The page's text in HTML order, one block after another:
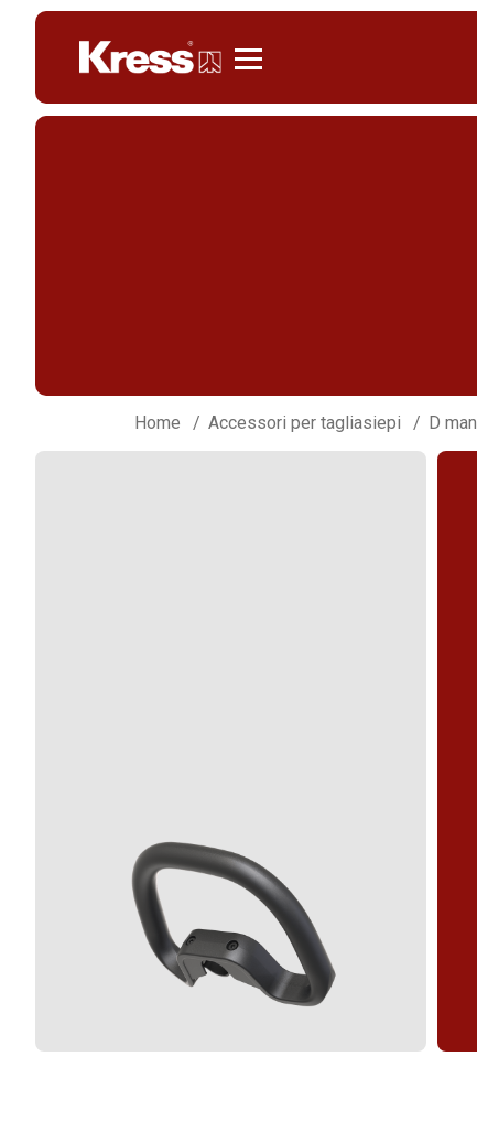
Home Accessori per tagliasiepi D